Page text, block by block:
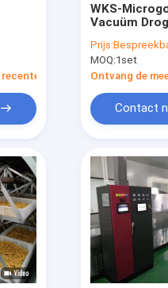
Prijs
WKS-
Vacuüm
het
van de
Prijs:
MOQ:1set
Ontvang de
Contact